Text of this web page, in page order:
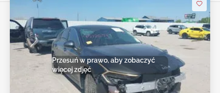
Przesuń w prawo, aby zobaczyć
więcej zdjęć